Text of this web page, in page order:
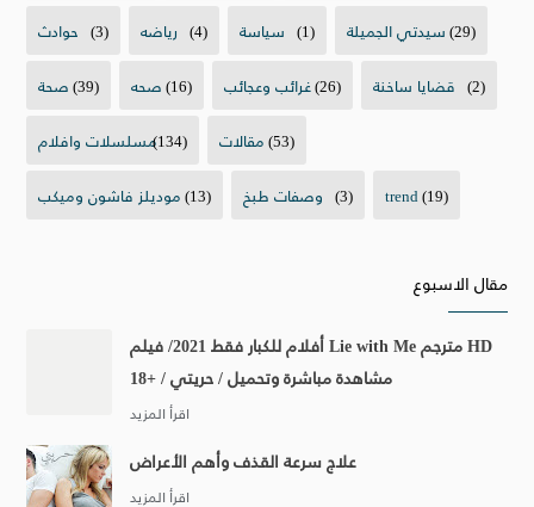
حوادث (3) رياضه (4) سياسة (1) سيدتي الجميلة(29)
صحة(39) صحه(16) غرائب وعجائب(26) قضايا ساخنة (2)
مسلسلات وافلام(134) مقالات(53)
موديلز فاشون وميكب(13) وصفات طبخ (3) trend(19)
مقال الاسبوع
أفلام للكبار فقط 2021/ فيلم Lie with Me مترجم HD
مشاهدة مباشرة وتحميل / حريتي / +18
علاج سرعة القذف وأهم الأعراض